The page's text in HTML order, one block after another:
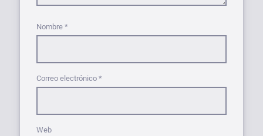
Nombre *
Correo electrónico *
Web